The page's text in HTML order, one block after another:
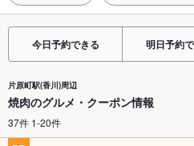
今日予約できる 明日予約
片原町駅(香川)周辺
焼肉のグルメ・クーポン情報
37件 1-20件